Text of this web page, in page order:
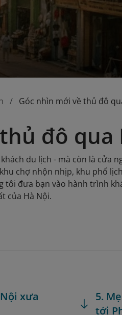
Góc nhìn mới về thủ đô
đô qua
du lịch - mà còn là cửa
chợ nhộn nhịp, khu phố
tôi đưa bạn vào hành trình
của Hà Nội.
xưa
5.
tới